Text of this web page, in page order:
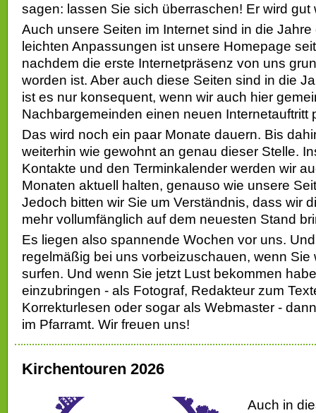
sagen: lassen Sie sich überraschen! Er wird gut
Auch unsere Seiten im Internet sind in die
leichten Anpassungen ist unsere Homepage
nachdem die erste Internetpräsenz von uns
worden ist. Aber auch diese Seiten sind in die
ist es nur konsequent, wenn wir auch hier
Nachbargemeinden einen neuen Internetauftritt
Das wird noch ein paar Monate dauern. Bis
weiterhin wie gewohnt an genau dieser Stelle.
Kontakte und den Terminkalender werden wir
Monaten aktuell halten, genauso wie unsere
Jedoch bitten wir Sie um Verständnis, dass wir
mehr vollumfänglich auf dem neuesten Stand
Es liegen also spannende Wochen vor uns.
regelmäßig bei uns vorbeizuschauen, wenn Sie
surfen. Und wenn Sie jetzt Lust bekommen
einzubringen - als Fotograf, Redakteur zum
Korrekturlesen oder sogar als Webmaster -
im Pfarramt. Wir freuen uns!
Kirchentouren 2026
Auch in